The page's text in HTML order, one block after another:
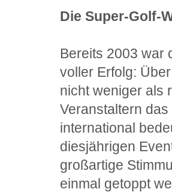
Die Super-Golf-
Bereits 2003 war
voller Erfolg:
nicht weniger als
Veranstaltern
international
diesjährigen
großartige
einmal getoppt